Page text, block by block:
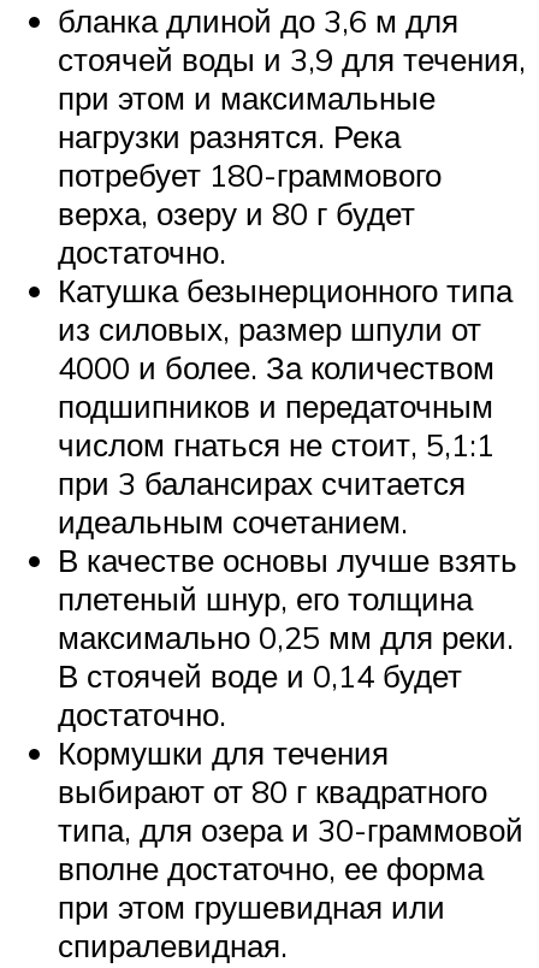
бланка длиной до 3,6 м для
стоячей воды и 3,9 для течения,
при этом и максимальные
нагрузки разнятся. Река
потребует 180-граммового
верха, озеру и 80 г будет
достаточно.
Катушка безынерционного типа
из силовых, размер шпули от
4000 и более. За количеством
подшипников и передаточным
числом гнаться не стоит, 5,1:1
при 3 балансирах считается
идеальным сочетанием.
В качестве основы лучше взять
плетеный шнур, его толщина
максимально 0,25 мм для реки.
В стоячей воде и 0,14 будет
достаточно.
Кормушки для течения
выбирают от 80 г квадратного
типа, для озера и 30-граммовой
вполне достаточно, ее форма
при этом грушевидная или
спиралевидная.